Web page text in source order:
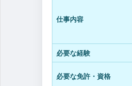
仕事内容
必要な経験
必要な免許・資格